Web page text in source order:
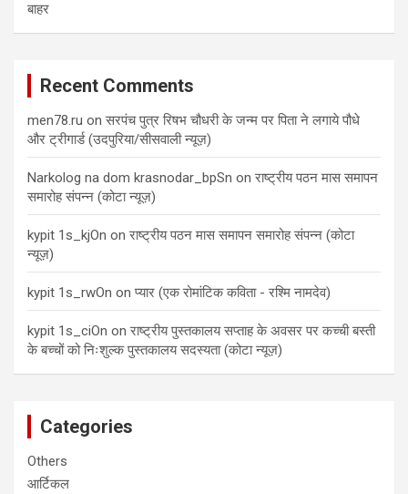
बाहर
Recent Comments
men78.ru onसरपंच पुत्र रिषभ चौधरी के जन्म पर पिता ने लगाये पौधे
और ट्रीगार्ड (उदपुरिया/सीसवाली न्यूज़)
Narkolog na dom krasnodar_bpSn onराष्ट्रीय पठन मास समापन
समारोह संपन्न (कोटा न्यूज़)
kypit 1s_kjOn onराष्ट्रीय पठन मास समापन समारोह संपन्न (कोटा
न्यूज़)
kypit 1s_rwOn onप्यार (एक रोमांटिक कविता - रश्मि नामदेव)
kypit 1s_ciOn onराष्ट्रीय पुस्तकालय सप्ताह के अवसर पर कच्ची बस्ती
के बच्चों को निःशुल्क पुस्तकालय सदस्यता (कोटा न्यूज़)
Categories
Others
आर्टिकल